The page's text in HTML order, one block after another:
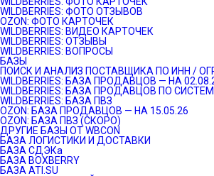
WILDBERRIES: ФОТО ОТЗЫВОВ
OZON: ФОТО КАРТОЧЕК
WILDBERRIES: ВИДЕО КАРТОЧЕК
WILDBERRIES: ОТЗЫВЫ
WILDBERRIES: ВОПРОСЫ
БАЗЫ
ПОИСК И АНАЛИЗ ПОСТАВЩИКА ПО ИНН /
WILDBERRIES: БАЗА ПРОДАВЦОВ — НА
WILDBERRIES: БАЗА ПРОДАВЦОВ ПО
WILDBERRIES: БАЗА ПВЗ
OZON: БАЗА ПРОДАВЦОВ — НА 15.05.26
OZON: БАЗА ПВЗ (СКОРО)
ДРУГИЕ БАЗЫ ОТ WBCON
БАЗА ЛОГИСТИКИ И ДОСТАВКИ
БАЗА СДЭКа
БАЗА BOXBERRY
БАЗА ATI.SU